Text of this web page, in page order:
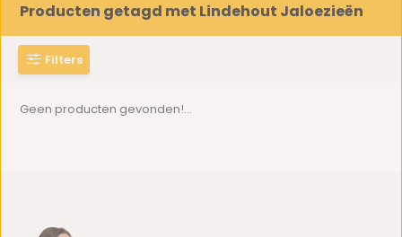
Producten getagd met Lindehout Jaloezieën
Filters
Geen producten gevonden!...